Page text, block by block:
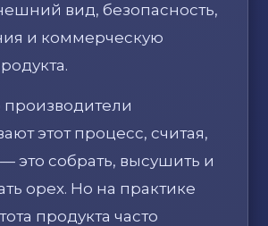
вид, безопасность,
и коммерческую
производители
этот процесс, считая,
это собрать, высушить и
орех. Но на практике
продукта часто